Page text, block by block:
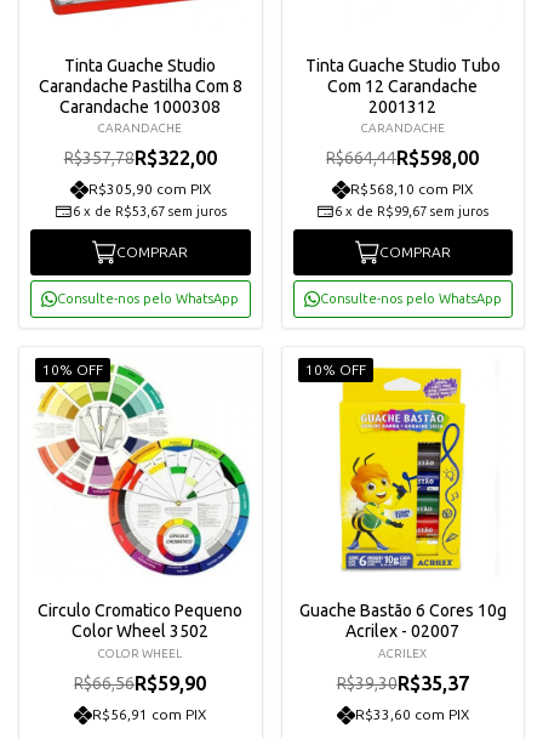
Tinta Guache Studio
Carandache Pastilha Com 8
Carandache 1000308
CARANDACHE
R$357,78R$322,00
R$305,90 com PIX
6 x de R$53,67 sem juros
COMPRAR
Consulte-nos pelo WhatsApp
Tinta Guache Studio Tubo
Com 12 Carandache
2001312
CARANDACHE
R$664,44R$598,00
R$568,10 com PIX
6 x de R$99,67 sem juros
COMPRAR
Consulte-nos pelo WhatsApp
10% OFF
Circulo Cromatico Pequeno
Color Wheel 3502
COLOR WHEEL
R$66,56R$59,90
R$56,91 com PIX
10% OFF
Guache Bastão 6 Cores 10g
Acrilex - 02007
ACRILEX
R$39,30R$35,37
R$33,60 com PIX